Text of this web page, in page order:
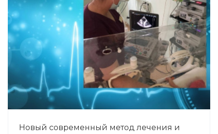
Новый современный метод лечения и